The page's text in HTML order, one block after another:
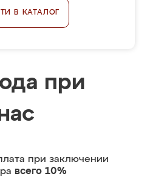
В КАТАЛОГ
при
при заключении
всего 10%